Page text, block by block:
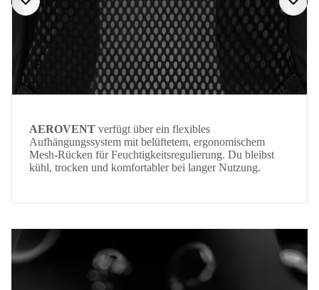
AEROVENT verfügt über ein flexibles
Aufhängungssystem mit belüftetem, ergonomischem
Mesh-Rücken für Feuchtigkeitsregulierung. Du bleibst
kühl, trocken und komfortabler bei langer Nutzung.